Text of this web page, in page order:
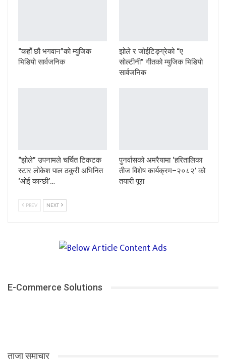
“कहाँ छौ भगवान”को म्युजिक
भिडियो सार्वजनिक
झोले र जोईटिङ्ग्रेको “ए
सोल्टीनी” गीतको म्युजिक भिडियो
सार्वजनिक
“झोले” उपनामले चर्चित टिकटक
स्टार लोकेश पाल ठकुरी अभिनित
‘ओई कान्छी’…
पुनर्वासको अमरैयामा ‘हरितालिका
तीज विशेष कार्यक्रम–२०८२’ को
तयारी पूरा
PREV NEXT
E-Commerce Solutions
ताजा समाचार